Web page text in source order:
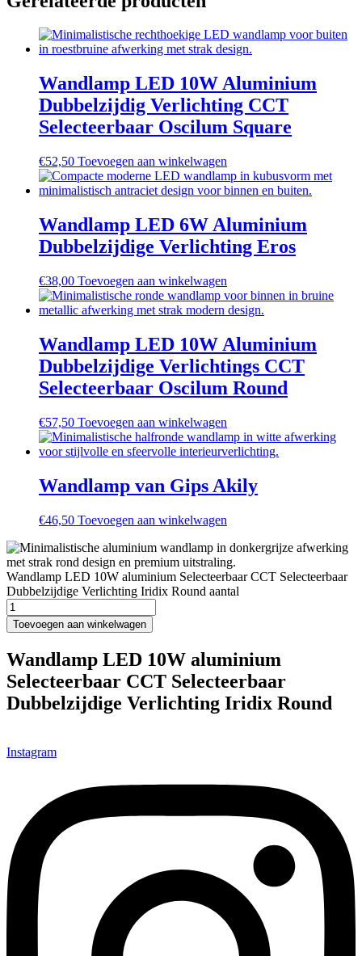
Wandlamp LED 10W Aluminium
Dubbelzijdig Verlichting CCT
Selecteerbaar Oscilum Square
€52,50 Toevoegen aan winkelwagen
Wandlamp LED 6W Aluminium
Dubbelzijdige Verlichting Eros
€38,00 Toevoegen aan winkelwagen
Wandlamp LED 10W Aluminium
Dubbelzijdige Verlichtings CCT
Selecteerbaar Oscilum Round
€57,50 Toevoegen aan winkelwagen
Wandlamp van Gips Akily
€46,50 Toevoegen aan winkelwagen
Wandlamp LED 10W aluminium Selecteerbaar CCT Selecteerbaar
Dubbelzijdige Verlichting Iridix Round aantal
Toevoegen aan winkelwagen
Wandlamp LED 10W aluminium
Selecteerbaar CCT Selecteerbaar
Dubbelzijdige Verlichting Iridix Round
Instagram